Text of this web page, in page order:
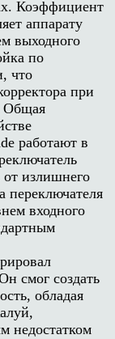
Коэффициент
аппарату
выходного
по
что
при
Общая
работают в
от излишнего
переключателя
входного
смог создать
обладая
недостатком